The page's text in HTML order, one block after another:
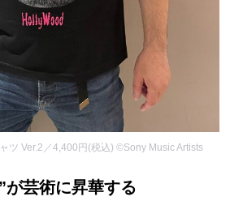
ツ Ver.2／4,400円(税込) ©Sony Music Artists
が芸術に昇華する